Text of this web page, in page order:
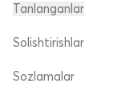
Tanlanganlar
Solishtirishlar
Sozlamalar